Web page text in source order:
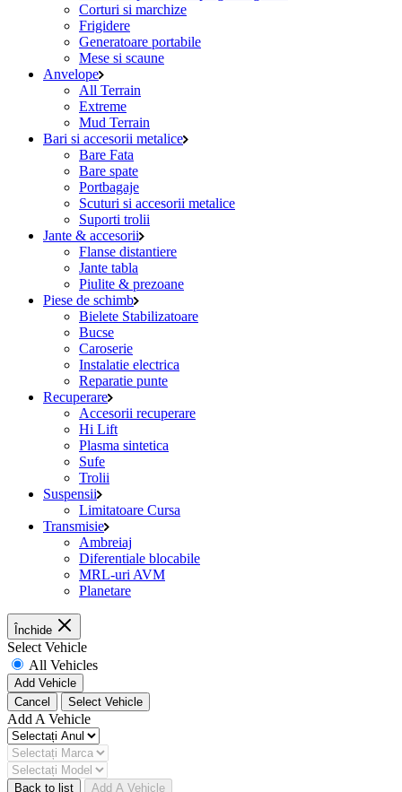
Corturi si marchize
Frigidere
Generatoare portabile
Mese si scaune
Anvelope
All Terrain
Extreme
Mud Terrain
Bari si accesorii metalice
Bare Fata
Bare spate
Portbagaje
Scuturi si accesorii metalice
Suporti trolii
Jante & accesorii
Flanse distantiere
Jante tabla
Piulite & prezoane
Piese de schimb
Bielete Stabilizatoare
Bucse
Caroserie
Instalatie electrica
Reparatie punte
Recuperare
Accesorii recuperare
Hi Lift
Plasma sintetica
Sufe
Trolii
Suspensii
Limitatoare Cursa
Transmisie
Ambreiaj
Diferentiale blocabile
MRL-uri AVM
Planetare
Închide
Select Vehicle
All Vehicles
Add Vehicle
Cancel
Select Vehicle
Add A Vehicle
Back to list Add A Vehicle